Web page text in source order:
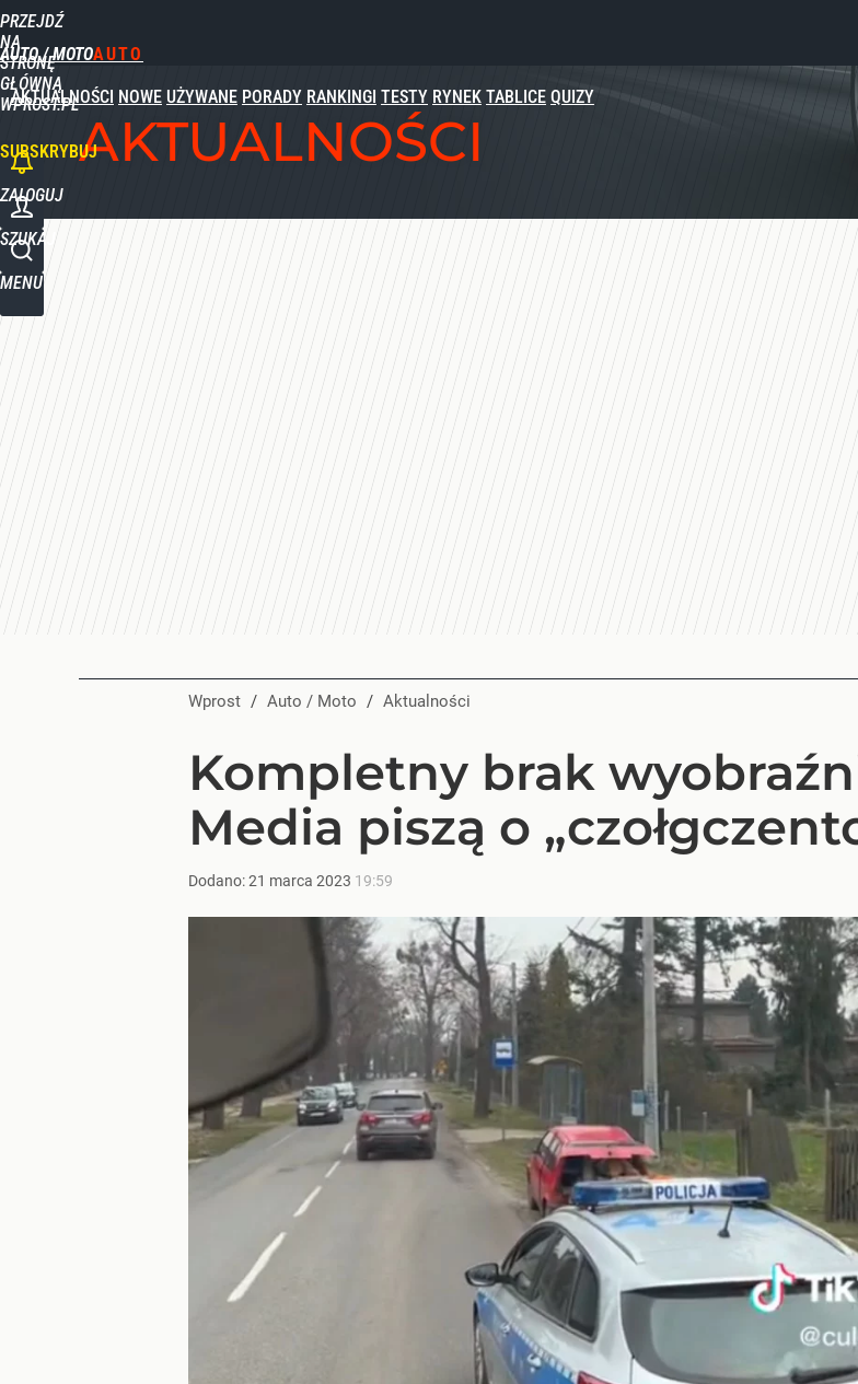
PRZEJDŹ
NA
STRONĘ
GŁÓWNĄ
WPROST.PL
AUTO / MOTO
AKTUALNOŚCI NOWE UŻYWANE PORADY RANKINGI TESTY RYNEK TABLICE QUIZY
SUBSKRYBUJ
ZALOGUJ
SZUKAJ
MENU
AKTUALNOŚCI
Wprost / Auto / Moto / Aktualności
Kompletny brak
Media piszą o
Dodano:21 marca 2023 19:59